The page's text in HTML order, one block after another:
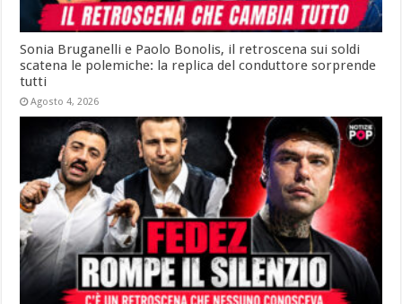
Sonia Bruganelli e Paolo Bonolis, il retroscena sui soldi
scatena le polemiche: la replica del conduttore sorprende
tutti
Agosto 4, 2026